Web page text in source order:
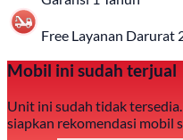
Free Layanan Darurat
Mobil ini sudah terjual
Unit ini sudah tidak
siapkan rekomendasi mobil